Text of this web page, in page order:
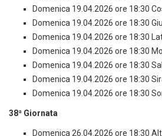
Domenica 19.04.2026 ore 18:30
Domenica 19.04.2026 ore 18:30
Domenica 19.04.2026 ore 18:30
Domenica 19.04.2026 ore 18:30
Domenica 19.04.2026 ore 18:30
Domenica 19.04.2026 ore 18:30
Domenica 19.04.2026 ore 18:30
38ª Giornata
Domenica 26.04.2026 ore 18:30